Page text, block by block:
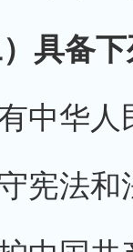
）具备
华人
法和